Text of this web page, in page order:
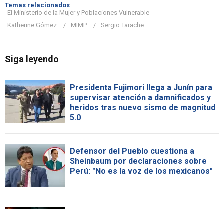
Temas relacionados
El Ministerio de la Mujer y Poblaciones Vulnerable
Katherine Gómez
MIMP Sergio Tarache
Siga leyendo
Presidenta Fujimori llega a Junín para
supervisar atención a damnificados y
heridos tras nuevo sismo de magnitud
5.0
Defensor del Pueblo cuestiona a
Sheinbaum por declaraciones sobre
Perú: "No es la voz de los mexicanos"